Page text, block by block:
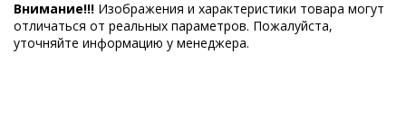
Внимание!!! Изображения и характеристики товара могут
отличаться от реальных параметров. Пожалуйста,
уточняйте информацию у менеджера.